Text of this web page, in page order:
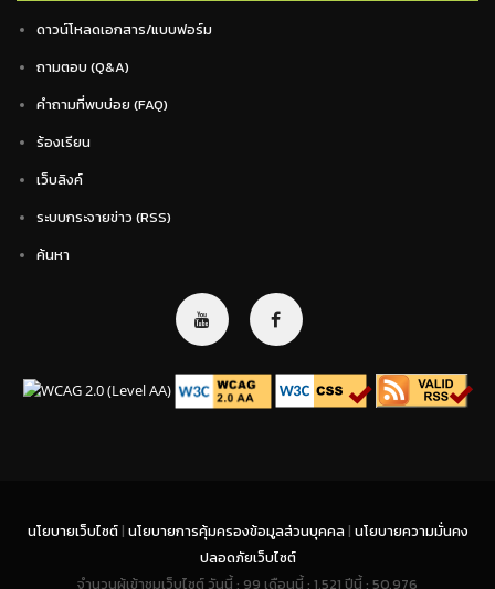
ดาวน์โหลดเอกสาร/แบบฟอร์ม
ถามตอบ (Q&A)
คำถามที่พบบ่อย (FAQ)
ร้องเรียน
เว็บลิงค์
ระบบกระจายข่าว (RSS)
ค้นหา
นโยบายเว็บไซต์ | นโยบายการคุ้มครองข้อมูลส่วนบุคคล | นโยบายความมั่นคง
ปลอดภัยเว็บไซต์
จำนวนผู้เข้าชมเว็บไซต์ วันนี้ : 99 เดือนนี้ : 1,521 ปีนี้ : 50,976